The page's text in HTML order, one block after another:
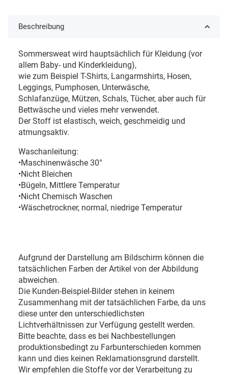
Beschreibung
Sommersweat wird hauptsächlich für Kleidung (vor
allem Baby- und Kinderkleidung),
wie zum Beispiel T-Shirts, Langarmshirts, Hosen,
Leggings, Pumphosen, Unterwäsche,
Schlafanzüge, Mützen, Schals, Tücher, aber auch für
Bettwäsche und vieles mehr verwendet.
Der Stoff ist elastisch, weich, geschmeidig und
atmungsaktiv.
Waschanleitung:
•Maschinenwäsche 30°
•Nicht Bleichen
•Bügeln, Mittlere Temperatur
•Nicht Chemisch Waschen
•Wäschetrockner, normal, niedrige Temperatur
Aufgrund der Darstellung am Bildschirm können die
tatsächlichen Farben der Artikel von der Abbildung
abweichen.
Die Kunden-Beispiel-Bilder stehen in keinem
Zusammenhang mit der tatsächlichen Farbe, da uns
diese unter den unterschiedlichsten
Lichtverhältnissen zur Verfügung gestellt werden.
Bitte beachte, dass es bei Nachbestellungen
produktionsbedingt zu Farbunterschieden kommen
kann und dies keinen Reklamationsgrund darstellt.
Wir empfehlen die Stoffe vor der Verarbeitung zu